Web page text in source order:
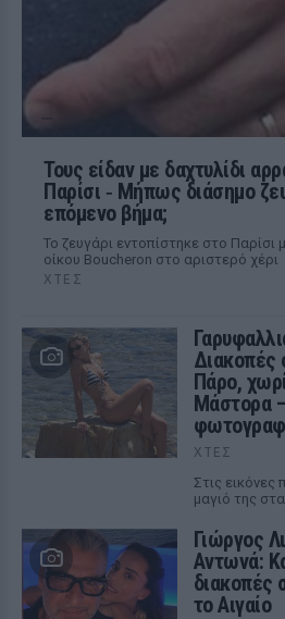
Τους είδαν με δαχτυλίδι
Παρίσι ‑ Μήπως διάσημο
επόμενο βήμα;
Το ζευγάρι εντοπίστηκε στο Παρίσι
οίκου Boucheron στο αριστερό χέρι
ΧΤΕΣ
Διακοπές
Πάρο,
Μάστορα
ΧΤΕΣ
Στις εικόνες
μαγιό της
Γιώργος
Αντωνά:
διακοπές
το Αιγαίο